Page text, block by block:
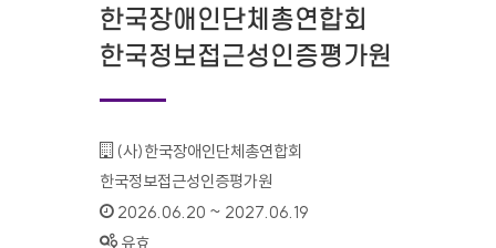
한국장애인단체총연합회
한국정보접근성인증평가원
기관명 :
(사)한국장애인단체총연합회
한국정보접근성인증평가원
인증기간 :
2026.06.20 ~ 2027.06.19
상태 :
유효